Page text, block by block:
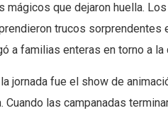
mágicos que dejaron huella.
trucos sorprendentes
a familias enteras en torno a la
jornada fue el show de
las campanadas